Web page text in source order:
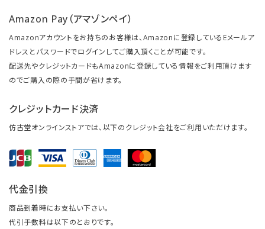
Amazon Pay（アマゾンペイ）
Amazonアカウントをお持ちのお客様は、Amazonに登録しているEメールア
ドレスとパスワードでログインしてご購入頂くことが可能です。
配送先やクレジットカードもAmazonに登録している情報をご利用頂けます
のでご購入の際の手間が省けます。
クレジットカード決済
仿古堂オンラインストアでは、以下のクレジット会社をご利用いただけます。
代金引換
商品到着時にお支払い下さい。
代引手数料は以下のとおりです。